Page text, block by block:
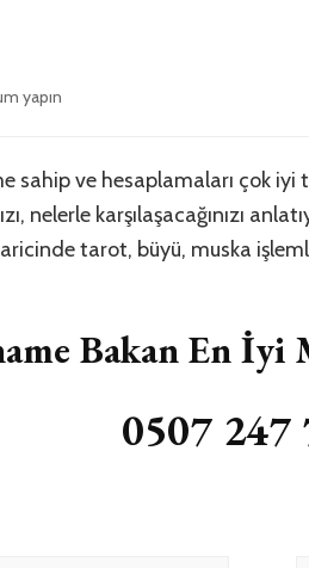
yapın
sahip ve hesaplamaları çok
nelerle karşılaşacağınızı
tarot, büyü, muska
Bakan En İyi
0507 247